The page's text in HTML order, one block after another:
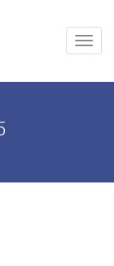
Menu